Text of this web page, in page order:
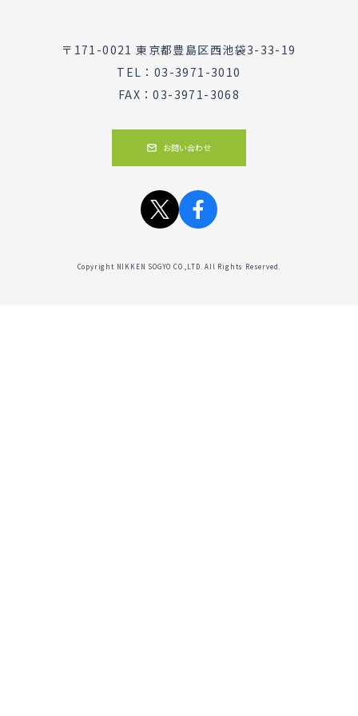
〒171-0021 東京都豊島区西池袋3-33-19
TEL：03-3971-3010
FAX：03-3971-3068
お問い合わせ
Copyright NIKKEN SOGYO CO.,LTD. All Rights Reserved.